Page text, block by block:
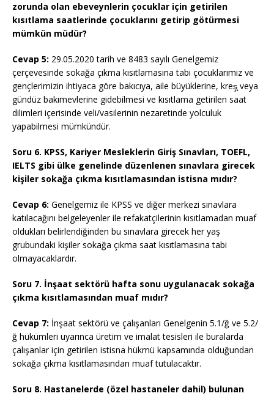
zorunda olan ebeveynlerin çocuklar için getirilen
kısıtlama saatlerinde çocuklarını getirip götürmesi
mümkün müdür?
Cevap 5: 29.05.2020 tarih ve 8483 sayılı Genelgemiz
çerçevesinde sokağa çıkma kısıtlamasına tabi çocuklarımız ve
gençlerimizin ihtiyaca göre bakıcıya, aile büyüklerine, kreş̧ veya
gündüz bakımevlerine gidebilmesi ve kısıtlama getirilen saat
dilimleri içerisinde veli/vasilerinin nezaretinde yolculuk
yapabilmesi mümkündür.
Soru 6. KPSS, Kariyer Mesleklerin Giriş Sınavları, TOEFL,
IELTS gibi ülke genelinde düzenlenen sınavlara girecek
kişiler sokağa çıkma kısıtlamasından istisna mıdır?
Cevap 6: Genelgemiz ile KPSS ve diğer merkezi sınavlara
katılacağını belgeleyenler ile refakatçilerinin kısıtlamadan muaf
oldukları belirlendiğinden bu sınavlara girecek her yaş
grubundaki kişiler sokağa çıkma saat kısıtlamasına tabi
olmayacaklardır.
Soru 7. İnşaat sektörü hafta sonu uygulanacak sokağa
çıkma kısıtlamasından muaf mıdır?
Cevap 7: İnşaat sektörü ve çalışanları Genelgenin 5.1/ğ ve 5.2/
ğ hükümleri uyarınca üretim ve imalat tesisleri ile buralarda
çalışanlar için getirilen istisna hükmü kapsamında olduğundan
sokağa çıkma kısıtlamasından muaf tutulacaktır.
Soru 8. Hastanelerde (özel hastaneler dahil) bulunan